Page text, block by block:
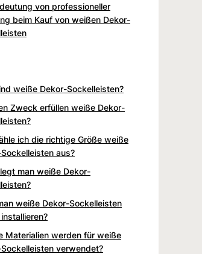
von professioneller
beim Kauf von weißen Dekor-
weiße Dekor-Sockelleisten?
Zweck erfüllen weiße Dekor-
ich die richtige Größe weiße
aus?
man weiße Dekor-
weiße Dekor-Sockelleisten
Materialien werden für weiße
verwendet?